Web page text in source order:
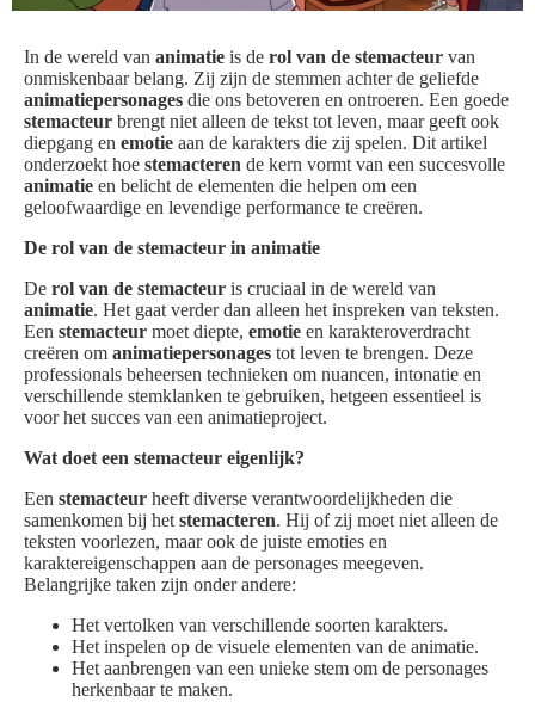
In de wereld van animatie is de rol van de stemacteur van
onmiskenbaar belang. Zij zijn de stemmen achter de geliefde
animatiepersonages die ons betoveren en ontroeren. Een goede
stemacteur brengt niet alleen de tekst tot leven, maar geeft ook
diepgang en emotie aan de karakters die zij spelen. Dit artikel
onderzoekt hoe stemacteren de kern vormt van een succesvolle
animatie en belicht de elementen die helpen om een
geloofwaardige en levendige performance te creëren.
De rol van de stemacteur in animatie
De rol van de stemacteur is cruciaal in de wereld van
animatie. Het gaat verder dan alleen het inspreken van teksten.
Een stemacteur moet diepte, emotie en karakteroverdracht
creëren om animatiepersonages tot leven te brengen. Deze
professionals beheersen technieken om nuancen, intonatie en
verschillende stemklanken te gebruiken, hetgeen essentieel is
voor het succes van een animatieproject.
Wat doet een stemacteur eigenlijk?
Een stemacteur heeft diverse verantwoordelijkheden die
samenkomen bij het stemacteren. Hij of zij moet niet alleen de
teksten voorlezen, maar ook de juiste emoties en
karaktereigenschappen aan de personages meegeven.
Belangrijke taken zijn onder andere:
Het vertolken van verschillende soorten karakters.
Het inspelen op de visuele elementen van de animatie.
Het aanbrengen van een unieke stem om de personages
herkenbaar te maken.